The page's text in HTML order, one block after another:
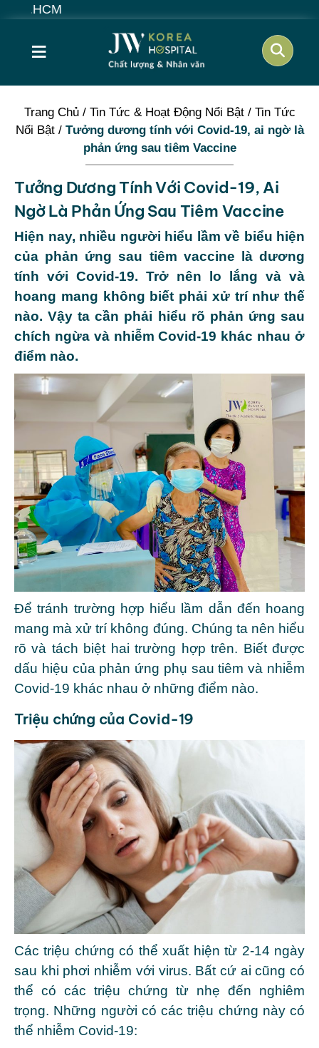
≡
Trang Chủ/ Tin Tức & Hoạt Động Nổi Bật/ Tin Tức
Nổi Bật/ Tưởng dương tính với Covid-19, ai ngờ là
phản ứng sau tiêm Vaccine
Tưởng Dương Tính Với Covid-19, Ai
Ngờ Là Phản Ứng Sau Tiêm Vaccine
Hiện nay, nhiều người hiểu lầm về biểu hiện
của phản ứng sau tiêm vaccine là dương
tính với Covid-19. Trở nên lo lắng và và
hoang mang không biết phải xử trí như thế
nào. Vậy ta cần phải hiểu rõ phản ứng sau
chích ngừa và nhiễm Covid-19 khác nhau ở
điểm nào.
Để tránh trường hợp hiểu lầm dẫn đến hoang
mang mà xử trí không đúng. Chúng ta nên hiểu
rõ và tách biệt hai trường hợp trên. Biết được
dấu hiệu của phản ứng phụ sau tiêm và nhiễm
Covid-19 khác nhau ở những điểm nào.
Triệu chứng của Covid-19
Các triệu chứng có thể xuất hiện từ 2-14 ngày
sau khi phơi nhiễm với virus. Bất cứ ai cũng có
thể có các triệu chứng từ nhẹ đến nghiêm
trọng. Những người có các triệu chứng này có
thể nhiễm Covid-19: